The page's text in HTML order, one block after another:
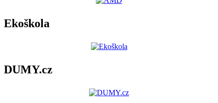
Ekoškola
DUMY.cz